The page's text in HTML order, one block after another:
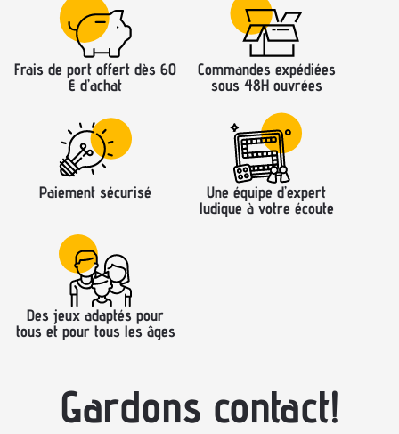
Frais de port offert dès 60
€ d’achat
Commandes expédiées
sous 48H ouvrées
Paiement sécurisé
Une équipe d’expert
ludique à votre écoute
Des jeux adaptés pour
tous et pour tous les âges
Gardons contact!